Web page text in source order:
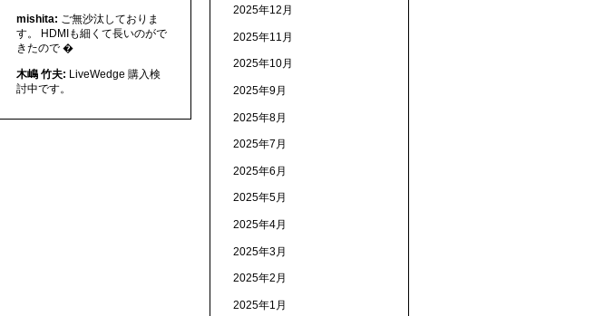
mishita: ご無沙汰しておりま
す。 HDMIも細くて長いのがで
きたので �
木嶋 竹夫: LiveWedge 購入検
討中です。
2025年12月
2025年11月
2025年10月
2025年9月
2025年8月
2025年7月
2025年6月
2025年5月
2025年4月
2025年3月
2025年2月
2025年1月